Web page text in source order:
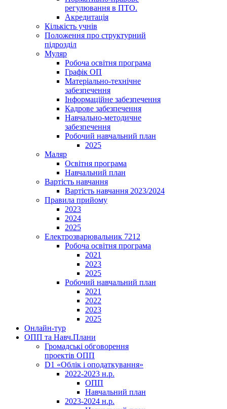
регулювання в ПТО.
Акредитація
Кількість учнів
Положення про структурний
підрозділ
Муляр
Робоча освітня програма
Графік ОП
Матеріально-технічне
забезпечення
Інформаційне забезпечення
Кадрове забезпечення
Навчально-методичне
забезпечення
Робочий навчальний план
2025
Маляр
Освітня програма
Навчальний план
Вартість навчання
Вартість навчання 2023/2024
Правила прийому
2023
2024
2025
Електрозварювальник 7212
Робоча освітня програма
2021
2023
2025
Робочий навчальний план
2021
2022
2023
2025
Онлайн-тур
ОПП та Навч.Плани
Громадські обговорення
проектів ОПП
D1 «Облік і оподаткування»
2022-2023 н.р.
ОПП
Навчальний план
2023-2024 н.р.